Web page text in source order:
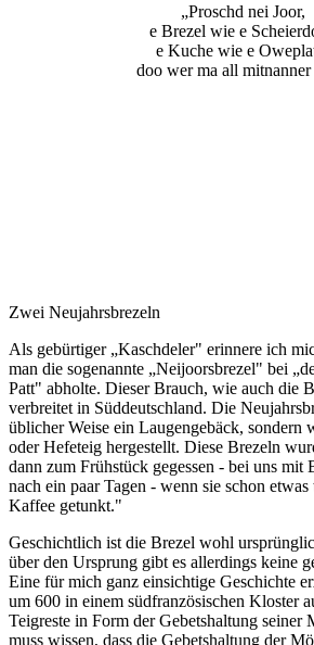
„Proschd nei Joor,
e Brezel wie e
e Kuche wie e
doo wer ma all mitnanner
Zwei Neujahrsbrezeln
Als gebürtiger „Kaschdeler" erinnere ich
man die sogenannte „Neijoorsbrezel" bei
Patt" abholte. Dieser Brauch, wie auch die
verbreitet in Süddeutschland. Die
üblicher Weise ein Laugengebäck, sondern
oder Hefeteig hergestellt. Diese Brezeln
dann zum Frühstück gegessen - bei uns mit
nach ein paar Tagen - wenn sie schon
Kaffee getunkt."
Geschichtlich ist die Brezel wohl
über den Ursprung gibt es allerdings keine
Eine für mich ganz einsichtige Geschichte
um 600 in einem südfranzösischen Kloster
Teigreste in Form der Gebetshaltung seiner
muss wissen, dass die Gebetshaltung der